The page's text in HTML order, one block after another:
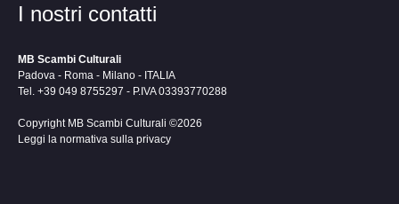
I nostri contatti
MB Scambi Culturali
Padova - Roma - Milano - ITALIA
Tel. +39 049 8755297 - P.IVA 03393770288
Copyright MB Scambi Culturali ©2026
Leggi la normativa sulla privacy